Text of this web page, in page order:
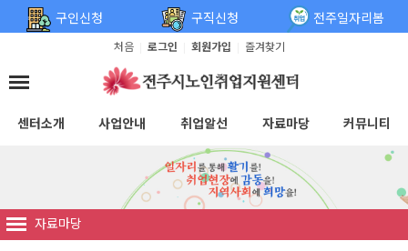
탑메뉴 바로가기
본문 바로가기구인신청 구직신청 전주일자리봄
처음 로그인 회원가입 즐겨찾기
센터소개 사업안내 취업알선 자료마당 커뮤니티
자료마당